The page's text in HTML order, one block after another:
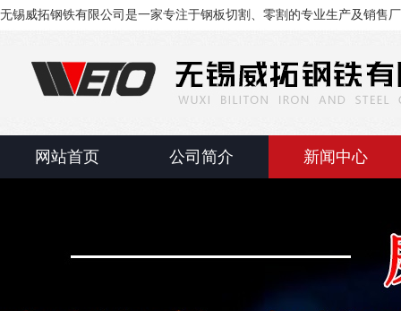
无锡威拓钢铁有限公司是一家专注于钢板切割、零割的专业生产及销售
网站首页 公司简介 新闻中心